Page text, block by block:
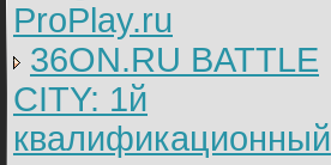
ProPlay.ru
36ON.RU BATTLE
CITY: 1й
квалификационный